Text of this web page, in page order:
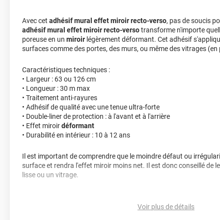
Avec cet adhésif mural effet miroir recto-verso, pas de soucis
adhésif mural effet miroir recto-versotransforme n'importe
poreuse en un miroir légèrement déformant. Cet adhésif
surfaces comme des portes, des murs, ou même des vitrages (en
Caractéristiques techniques :
• Largeur : 63 ou 126 cm
• Longueur : 30 m max
• Traitement anti-rayures
• Adhésif de qualité avec une tenue ultra-forte
• Double-liner de protection : à l'avant et à l'arrière
• Effet miroirdéformant
• Durabilité en intérieur : 10 à 12 ans
Il est important de comprendre que le moindre défaut ou
surface et rendra l'effet miroir moins net. Il est donc conseillé de
lisse ou un vitrage.
de corde autour, pour réaliser un cadre. Vous voilà avec un beau
Voir plus de détails